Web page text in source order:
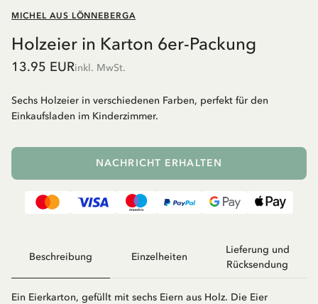
MICHEL AUS LÖNNEBERGA
Holzeier in Karton 6er-Packung
13.95 EURinkl. MwSt.
Sechs Holzeier in verschiedenen Farben, perfekt für den
Einkaufsladen im Kinderzimmer.
NACHRICHT ERHALTEN
Beschreibung Einzelheiten
Lieferung und
Rücksendung
Ein Eierkarton, gefüllt mit sechs Eiern aus Holz. Die Eier